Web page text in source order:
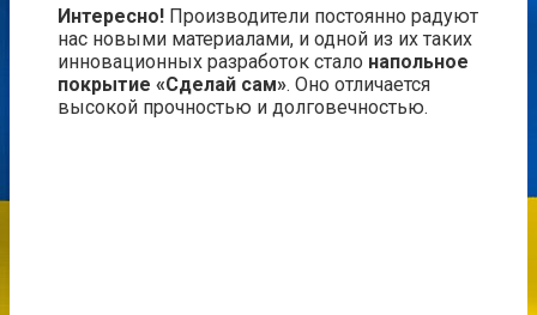
Интересно! Производители постоянно радуют
нас новыми материалами, и одной из их таких
инновационных разработок стало напольное
покрытие «Сделай сам». Оно отличается
высокой прочностью и долговечностью.